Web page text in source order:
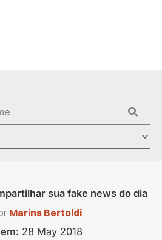
sua fake news do dia
Marins Bertoldi
28 May 2018